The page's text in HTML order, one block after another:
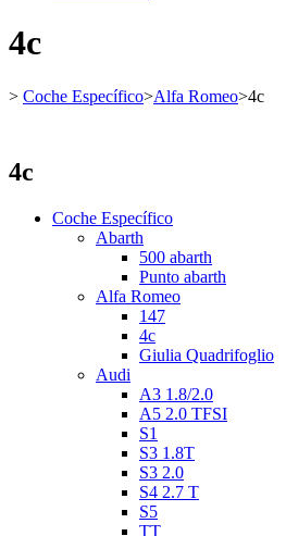
4c
> Coche Específico>Alfa Romeo>4c
4c
Coche Específico
Abarth
500 abarth
Punto abarth
Alfa Romeo
147
4c
Giulia Quadrifoglio
Audi
A3 1.8/2.0
A5 2.0 TFSI
S1
S3 1.8T
S3 2.0
S4 2.7 T
S5
TT